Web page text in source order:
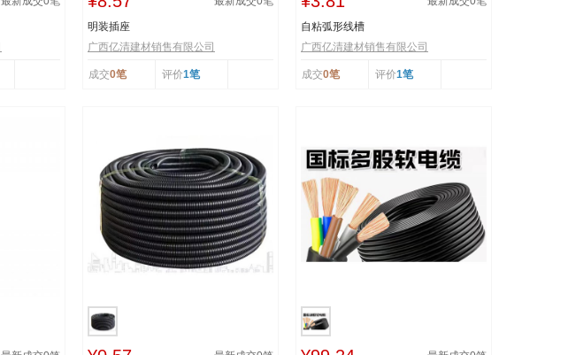
明装插座
广西亿清建材销售有限公司
成交0笔 评价1笔
自粘弧形线槽
广西亿清建材销售有限公司
成交0笔 评价1笔